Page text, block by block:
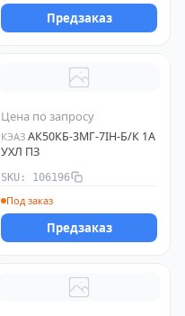
Предзаказ
Цена по запросу
КЭАЗ АК50КБ-3МГ-7IН-Б/К 1А
УХЛ ПЗ
SKU: 106196
Под заказ
Предзаказ